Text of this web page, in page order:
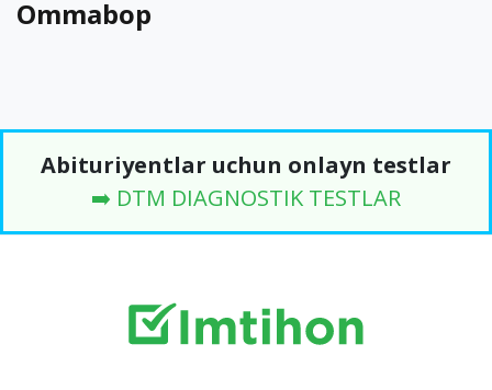
Ommabop
Abituriyentlar uchun onlayn testlar
➡️ DTM DIAGNOSTIK TESTLAR